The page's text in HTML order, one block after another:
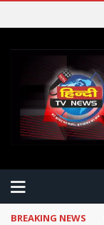
BREAKING NEWS